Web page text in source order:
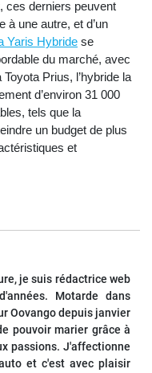
ces derniers peuvent
à une autre, et d’un
Yaris Hybride se
du marché, avec
Prius, l’hybride la
d’environ 31 000
tels que la
un budget de plus
et
je suis rédactrice web
Motarde dans
Oovango depuis janvier
pouvoir marier grâce à
passions. J'affectionne
et c'est avec plaisir